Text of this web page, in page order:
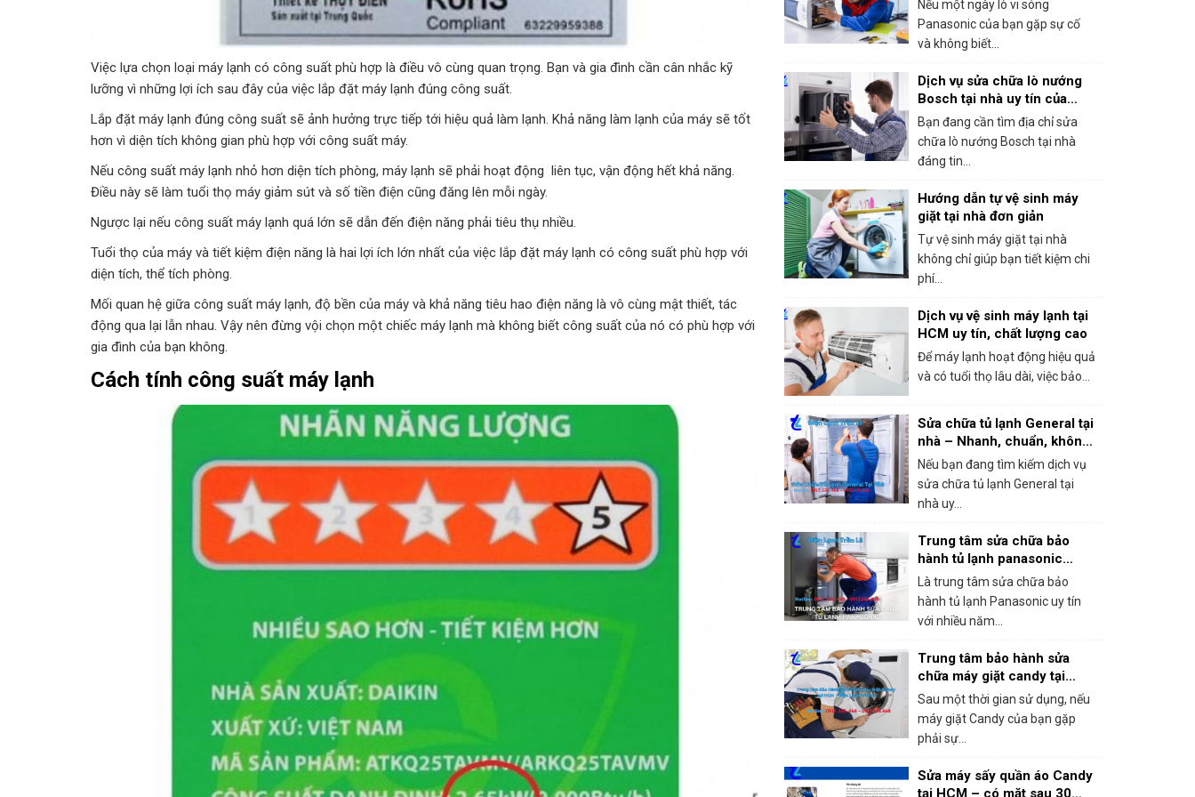
Việc lựa chọn loại máy lạnh có công suất phù hợp là điều vô cùng quan trọng. Bạn và gia đình cần cân nhắc kỹ
lưỡng vì những lợi ích sau đây của việc lắp đặt máy lạnh đúng công suất.
Lắp đặt máy lạnh đúng công suất sẽ ảnh hưởng trực tiếp tới hiệu quả làm lạnh. Khả năng làm lạnh của máy sẽ tốt
hơn vì diện tích không gian phù hợp với công suất máy.
Nếu công suất máy lạnh nhỏ hơn diện tích phòng, máy lạnh sẽ phải hoạt động liên tục, vận động hết khả năng.
Điều này sẽ làm tuổi thọ máy giảm sút và số tiền điện cũng đăng lên mỗi ngày.
Ngược lại nếu công suất máy lạnh quá lớn sẽ dẫn đến điện năng phải tiêu thụ nhiều.
Tuổi thọ của máy và tiết kiệm điện năng là hai lợi ích lớn nhất của việc lắp đặt máy lạnh có công suất phù hợp với
diện tích, thể tích phòng.
Mối quan hệ giữa công suất máy lạnh, độ bền của máy và khả năng tiêu hao điện năng là vô cùng mật thiết, tác
động qua lại lẫn nhau. Vậy nên đừng vội chọn một chiếc máy lạnh mà không biết công suất của nó có phù hợp với
gia đình của bạn không.
Cách tính công suất máy lạnh
Nếu một ngày lò vi sóng
Panasonic của bạn gặp sự cố
và không biết...
Dịch vụ sửa chữa lò nướng
Bosch tại nhà uy tín của
trung tâm bảo hành Bosch
tại HCM
Bạn đang cần tìm địa chỉ sửa
chữa lò nướng Bosch tại nhà
đáng tin...
Hướng dẫn tự vệ sinh máy
giặt tại nhà đơn giản
Tự vệ sinh máy giặt tại nhà
không chỉ giúp bạn tiết kiệm chi
phí...
Dịch vụ vệ sinh máy lạnh tại
HCM uy tín, chất lượng cao
Để máy lạnh hoạt động hiệu quả
và có tuổi thọ lâu dài, việc bảo...
Sửa chữa tủ lạnh General tại
nhà – Nhanh, chuẩn, không
chặt chém!
Nếu bạn đang tìm kiếm dịch vụ
sửa chữa tủ lạnh General tại
nhà uy...
Trung tâm sửa chữa bảo
hành tủ lạnh panasonic
khắc phục mọi sự cố trong 1
lần gọi
Là trung tâm sửa chữa bảo
hành tủ lạnh Panasonic uy tín
với nhiều năm...
Trung tâm bảo hành sửa
chữa máy giặt candy tại
HCM – Giá rẻ, bắt lỗi chính
xác 100%
Sau một thời gian sử dụng, nếu
máy giặt Candy của bạn gặp
phải sự...
Sửa máy sấy quần áo Candy
tại HCM – có mặt sau 30